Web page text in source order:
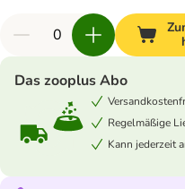
Das zooplus Abo
Regelmäßige
Kann jederzeit